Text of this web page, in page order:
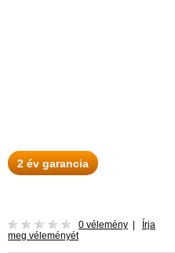
2 év garancia
0 vélemény
Írja
meg véleményét